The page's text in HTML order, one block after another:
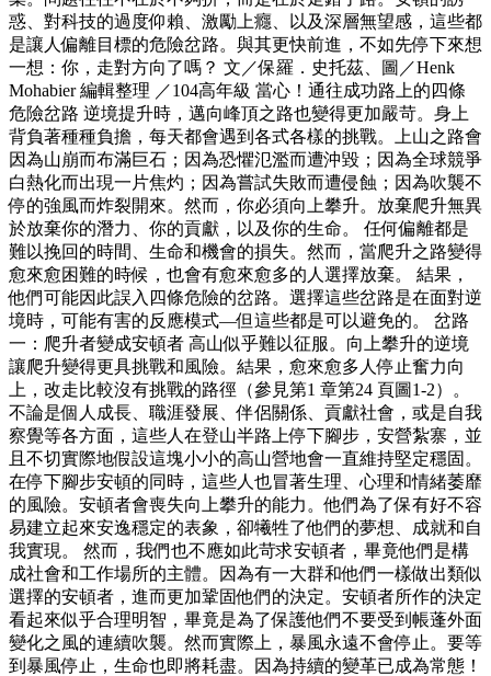
惑、對科技的過度仰賴、激勵上癮、以及深層無望感，這些都
是讓人偏離目標的危險岔路。與其更快前進，不如先停下來想
一想：你，走對方向了嗎？ 文／保羅．史托茲、圖／Henk
Mohabier 編輯整理 ／104高年級 當心！通往成功路上的四條
危險岔路 逆境提升時，邁向峰頂之路也變得更加嚴苛。身上
背負著種種負擔，每天都會遇到各式各樣的挑戰。上山之路會
因為山崩而布滿巨石；因為恐懼氾濫而遭沖毀；因為全球競爭
白熱化而出現一片焦灼；因為嘗試失敗而遭侵蝕；因為吹襲不
停的強風而炸裂開來。然而，你必須向上攀升。放棄爬升無異
於放棄你的潛力、你的貢獻，以及你的生命。 任何偏離都是
難以挽回的時間、生命和機會的損失。然而，當爬升之路變得
愈來愈困難的時候，也會有愈來愈多的人選擇放棄。 結果，
他們可能因此誤入四條危險的岔路。選擇這些岔路是在面對逆
境時，可能有害的反應模式—但這些都是可以避免的。 岔路
一：爬升者變成安頓者 高山似乎難以征服。向上攀升的逆境
讓爬升變得更具挑戰和風險。結果，愈來愈多人停止奮力向
上，改走比較沒有挑戰的路徑（參見第1 章第24 頁圖1-2）。
不論是個人成長、職涯發展、伴侶關係、貢獻社會，或是自我
察覺等各方面，這些人在登山半路上停下腳步，安營紮寨，並
且不切實際地假設這塊小小的高山營地會一直維持堅定穩固。
在停下腳步安頓的同時，這些人也冒著生理、心理和情緒萎靡
的風險。安頓者會喪失向上攀升的能力。他們為了保有好不容
易建立起來安逸穩定的表象，卻犧牲了他們的夢想、成就和自
我實現。 然而，我們也不應如此苛求安頓者，畢竟他們是構
成社會和工作場所的主體。因為有一大群和他們一樣做出類似
選擇的安頓者，進而更加鞏固他們的決定。安頓者所作的決定
看起來似乎合理明智，畢竟是為了保護他們不要受到帳蓬外面
變化之風的連續吹襲。然而實際上，暴風永遠不會停止。要等
到暴風停止，生命也即將耗盡。因為持續的變革已成為常態！